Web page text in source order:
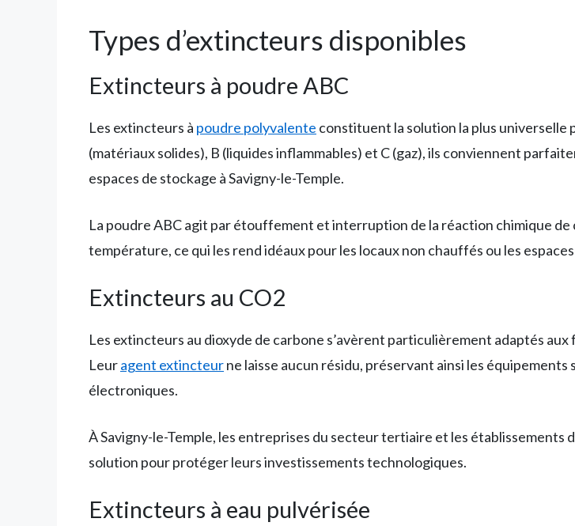
Types d’extincteurs disponibles
Extincteurs à poudre ABC
Les extincteurs à poudre polyvalente constituent la solution la plus universelle
(matériaux solides), B (liquides inflammables) et C (gaz), ils conviennent
espaces de stockage à Savigny-le-Temple.
La poudre ABC agit par étouffement et interruption de la réaction chimique
température, ce qui les rend idéaux pour les locaux non chauffés ou les
Extincteurs au CO2
Les extincteurs au dioxyde de carbone s’avèrent particulièrement adaptés
Leuragent extincteurne laisse aucun résidu, préservant ainsi les
électroniques.
À Savigny-le-Temple, les entreprises du secteur tertiaire et les
solution pour protéger leurs investissements technologiques.
Extincteurs à eau pulvérisée